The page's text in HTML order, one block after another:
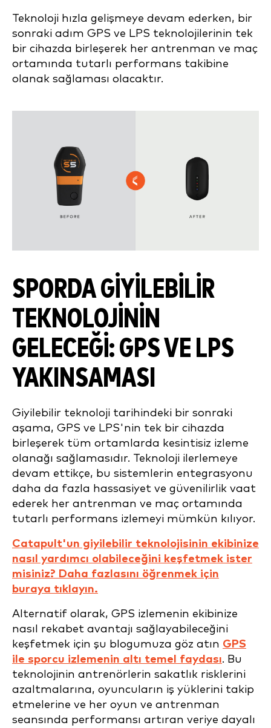
Teknoloji hızla gelişmeye devam ederken, bir
sonraki adım GPS ve LPS teknolojilerinin tek
bir cihazda birleşerek her antrenman ve maç
ortamında tutarlı performans takibine
olanak sağlaması olacaktır.
SPORDA GIYILEBILIR
TEKNOLOJININ
GELECEĞI: GPS VE LPS
YAKINSAMASI
Giyilebilir teknoloji tarihindeki bir sonraki
aşama, GPS ve LPS'nin tek bir cihazda
birleşerek tüm ortamlarda kesintisiz izleme
olanağı sağlamasıdır. Teknoloji ilerlemeye
devam ettikçe, bu sistemlerin entegrasyonu
daha da fazla hassasiyet ve güvenilirlik vaat
ederek her antrenman ve maç ortamında
tutarlı performans izlemeyi mümkün kılıyor.
Catapult'un giyilebilir teknolojisinin ekibinize
nasıl yardımcı olabileceğini keşfetmek ister
misiniz? Daha fazlasını öğrenmek için
buraya tıklayın.
Alternatif olarak, GPS izlemenin ekibinize
nasıl rekabet avantajı sağlayabileceğini
keşfetmek için şu blogumuza göz atın GPS
ile sporcu izlemenin altı temel faydası. Bu
teknolojinin antrenörlerin sakatlık risklerini
azaltmalarına, oyuncuların iş yüklerini takip
etmelerine ve her oyun ve antrenman
seansında performansı artıran veriye dayalı